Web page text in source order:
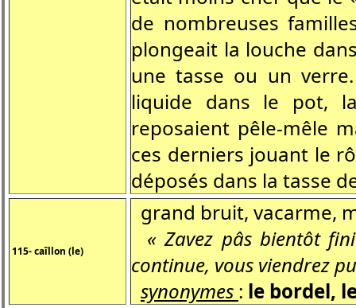
de nombreuses
plongeait la louche
une tasse ou un
liquide dans le pot,
reposaient pêle-mêle
ces derniers jouant le
déposés dans la tasse
115- caîllon (le)
grand bruit, vacarme,
« Zavez pâs bientôt
continue, vous viendrez
synonymes : le bordel,